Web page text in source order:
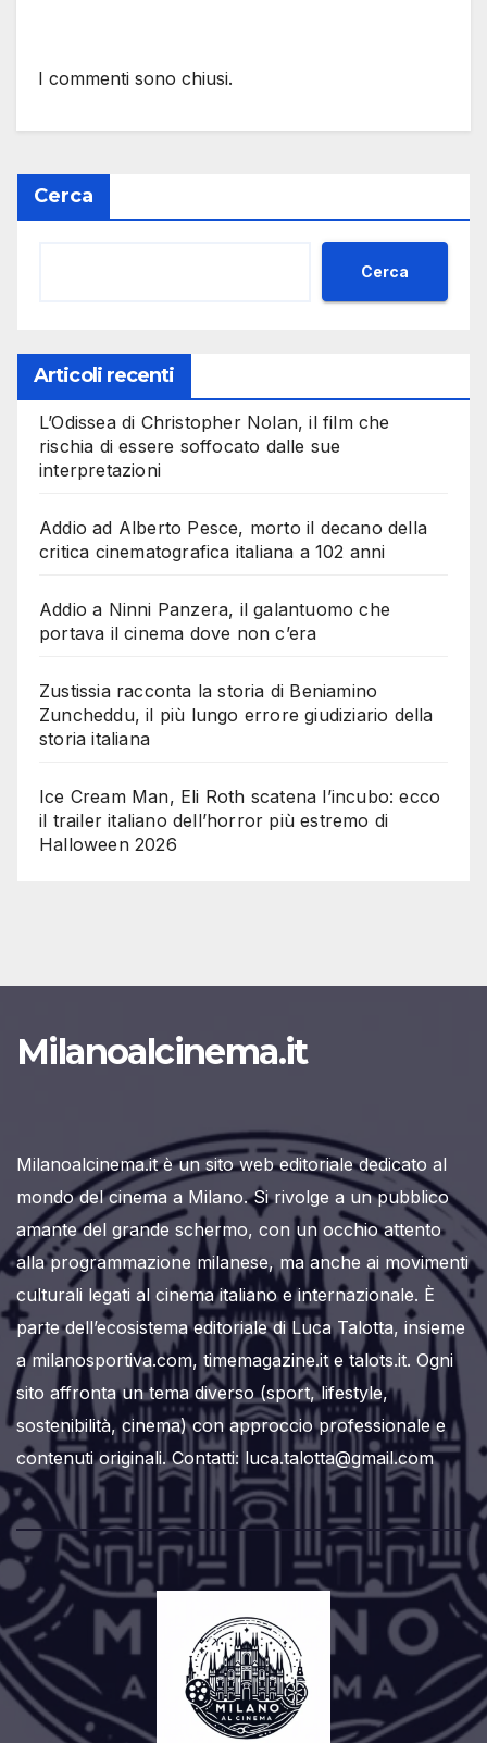
I commenti sono chiusi.
Cerca
Cerca
Articoli recenti
L’Odissea di Christopher Nolan, il film che
rischia di essere soffocato dalle sue
interpretazioni
Addio ad Alberto Pesce, morto il decano della
critica cinematografica italiana a 102 anni
Addio a Ninni Panzera, il galantuomo che
portava il cinema dove non c’era
Zustissia racconta la storia di Beniamino
Zuncheddu, il più lungo errore giudiziario della
storia italiana
Ice Cream Man, Eli Roth scatena l’incubo: ecco
il trailer italiano dell’horror più estremo di
Halloween 2026
Milanoalcinema.it
Milanoalcinema.it è un sito web editoriale dedicato al
mondo del cinema a Milano. Si rivolge a un pubblico
amante del grande schermo, con un occhio attento
alla programmazione milanese, ma anche ai movimenti
culturali legati al cinema italiano e internazionale. È
parte dell’ecosistema editoriale di Luca Talotta, insieme
a milanosportiva.com, timemagazine.it e talots.it. Ogni
sito affronta un tema diverso (sport, lifestyle,
sostenibilità, cinema) con approccio professionale e
contenuti originali. Contatti: luca.talotta@gmail.com